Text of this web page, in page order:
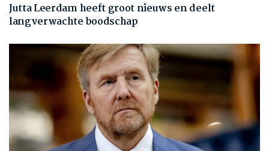
Jutta Leerdam heeft groot nieuws en deelt
langverwachte boodschap